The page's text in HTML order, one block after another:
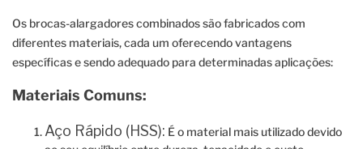
Os brocas-alargadores combinados são fabricados com
diferentes materiais, cada um oferecendo vantagens
específicas e sendo adequado para determinadas aplicações:
Materiais Comuns:
Aço Rápido (HSS): É o material mais utilizado devido